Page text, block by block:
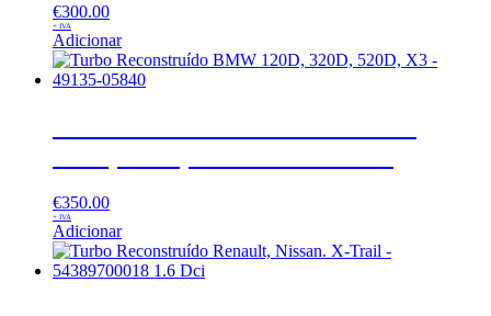
€300.00
+ IVA
Adicionar
€350.00
+ IVA
Adicionar